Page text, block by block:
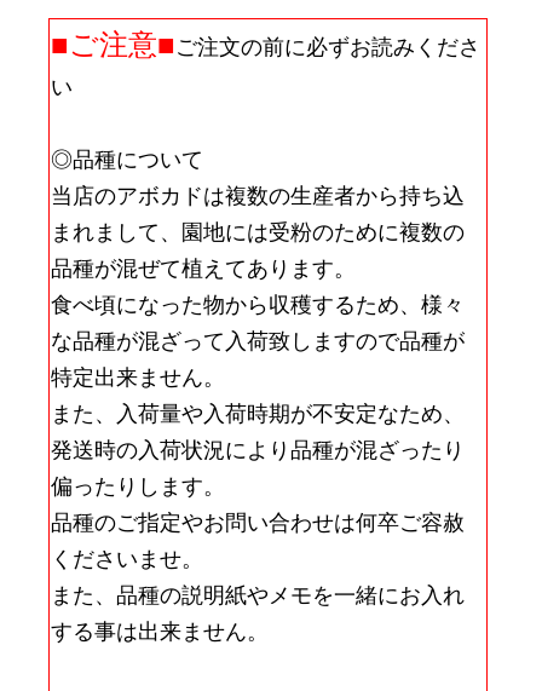
■ご注意■ ご注文の前に必ずお読みくださ
い
◎品種について
当店のアボカドは複数の生産者から持ち込
まれまして、園地には受粉のために複数の
品種が混ぜて植えてあります。
食べ頃になった物から収穫するため、様々
な品種が混ざって入荷致しますので品種が
特定出来ません。
また、入荷量や入荷時期が不安定なため、
発送時の入荷状況により品種が混ざったり
偏ったりします。
品種のご指定やお問い合わせは何卒ご容赦
くださいませ。
また、品種の説明紙やメモを一緒にお入れ
する事は出来ません。